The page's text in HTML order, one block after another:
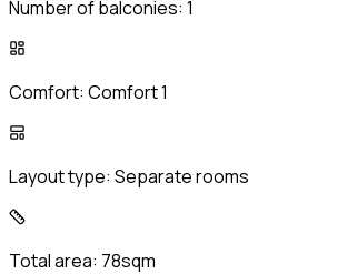
Number of balconies: 1
Comfort: Comfort 1
Layout type: Separate rooms
Total area: 78sqm